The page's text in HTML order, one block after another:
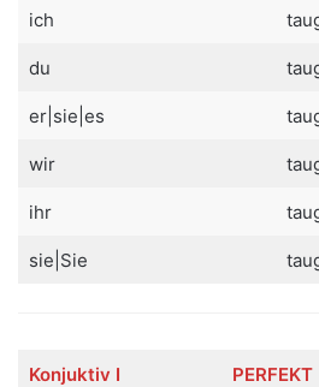
ich
du
er|sie|es
wir
ihr
sie|Sie
Konjuktiv I PERFEKT